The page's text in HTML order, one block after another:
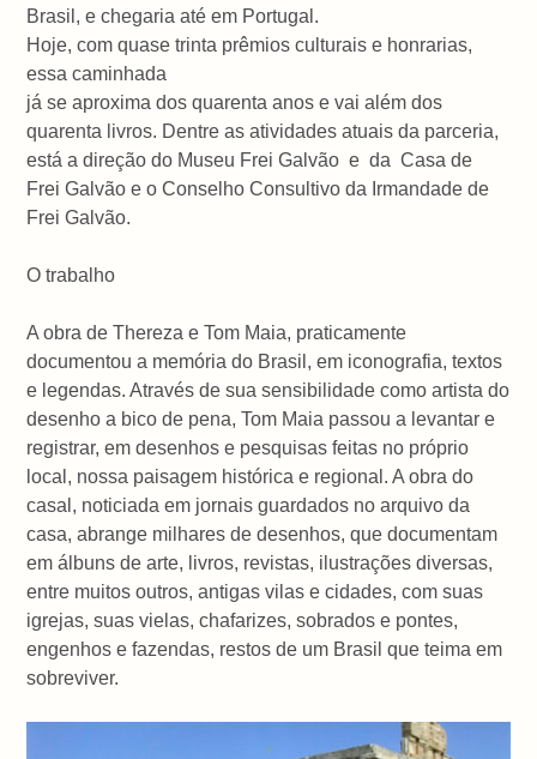
Brasil, e chegaria até em Portugal.
Hoje, com quase trinta prêmios culturais e honrarias,
essa caminhada
já se aproxima dos quarenta anos e vai além dos
quarenta livros. Dentre as atividades atuais da parceria,
está a direção do Museu Frei Galvão e da Casa de
Frei Galvão e o Conselho Consultivo da Irmandade de
Frei Galvão.
O trabalho
A obra de Thereza e Tom Maia, praticamente
documentou a memória do Brasil, em iconografia, textos
e legendas. Através de sua sensibilidade como artista do
desenho a bico de pena, Tom Maia passou a levantar e
registrar, em desenhos e pesquisas feitas no próprio
local, nossa paisagem histórica e regional. A obra do
casal, noticiada em jornais guardados no arquivo da
casa, abrange milhares de desenhos, que documentam
em álbuns de arte, livros, revistas, ilustrações diversas,
entre muitos outros, antigas vilas e cidades, com suas
igrejas, suas vielas, chafarizes, sobrados e pontes,
engenhos e fazendas, restos de um Brasil que teima em
sobreviver.